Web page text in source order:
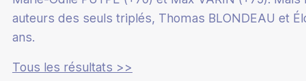
auteurs des seuls triplés, Thomas BLONDEAU et
ans.
Tous les résultats >>